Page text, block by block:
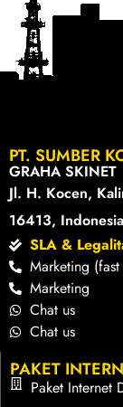
PT. SUMBER
GRAHA SKINET
Jl. H. Kocen,
16413, Indonesia
SLA &
Marketing (fast
Marketing
Chat us
Chat us
PAKET
Paket Internet